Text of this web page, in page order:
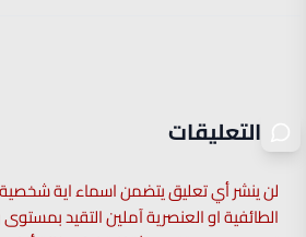
التعليقات
لن ينشر أي تعليق يتضمن اسماء اية شخصية
الطائفية او العنصرية آملين التقيد بمستوى